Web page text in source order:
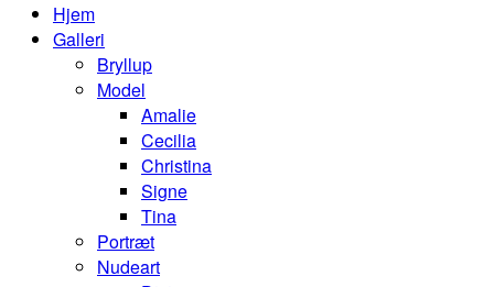
Hjem
Galleri
Bryllup
Model
Amalie
Cecilia
Christina
Signe
Tina
Portræt
Nudeart